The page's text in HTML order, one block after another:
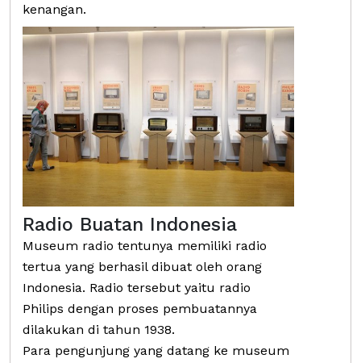
kenangan.
Radio Buatan Indonesia
Museum radio tentunya memiliki radio
tertua yang berhasil dibuat oleh orang
Indonesia. Radio tersebut yaitu radio
Philips dengan proses pembuatannya
dilakukan di tahun 1938.
Para pengunjung yang datang ke museum